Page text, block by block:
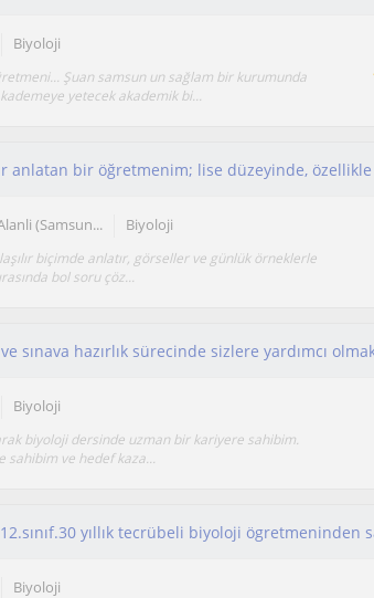
Biyoloji
Şuan samsun un sağlam bir kurumunda
yetecek akademik bi...
(Samsun... Biyoloji
biçimde anlatır, görseller ve günlük örneklerle
bol soru çöz...
Biyoloji
biyoloji dersinde uzman bir kariyere sahibim.
sahibim ve hedef kaza...
Biyoloji